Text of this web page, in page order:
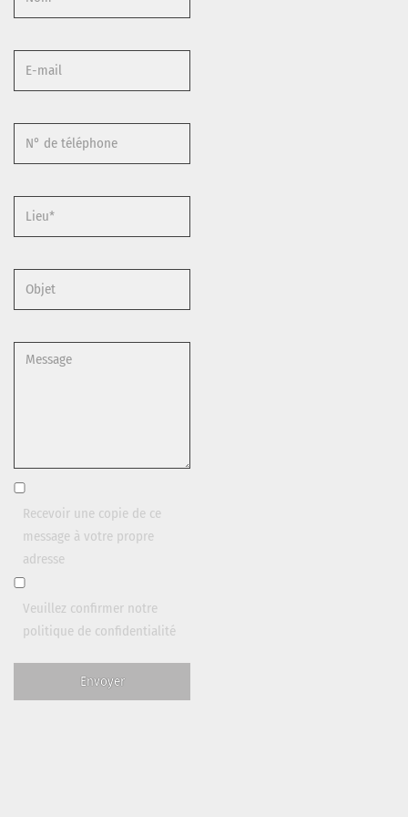
Recevoir une copie de ce
message à votre propre
adresse
Veuillez confirmer notre
politique de confidentialité